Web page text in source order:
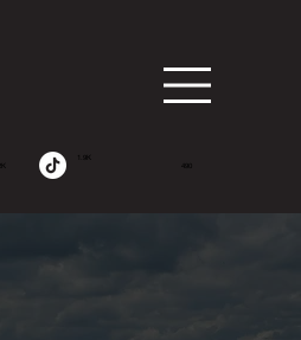
2K
1.9K
490